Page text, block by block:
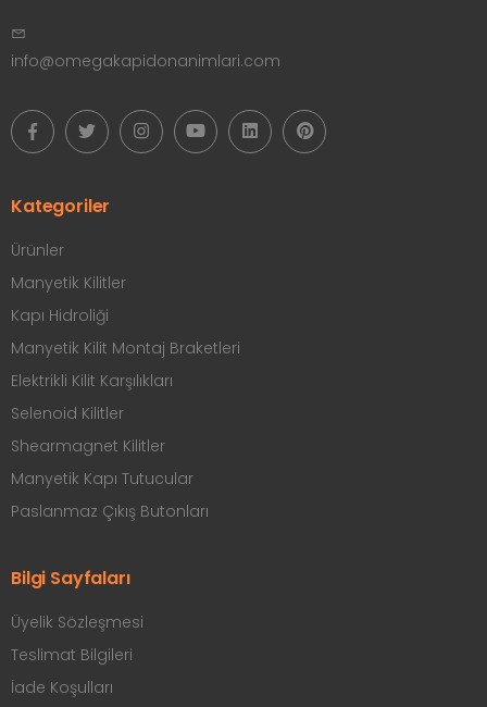
info@omegakapidonanimlari.com
Kategoriler
Ürünler
Manyetik Kilitler
Kapı Hidroliği
Manyetik Kilit Montaj Braketleri
Elektrikli Kilit Karşılıkları
Selenoid Kilitler
Shearmagnet Kilitler
Manyetik Kapı Tutucular
Paslanmaz Çıkış Butonları
Bilgi Sayfaları
Üyelik Sözleşmesi
Teslimat Bilgileri
İade Koşulları